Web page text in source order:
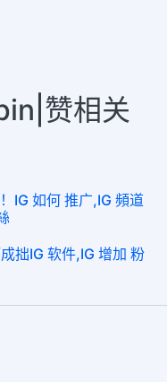
赞相关
IG 如何 推广,IG 頻道
拙IG 软件,IG 增加 粉